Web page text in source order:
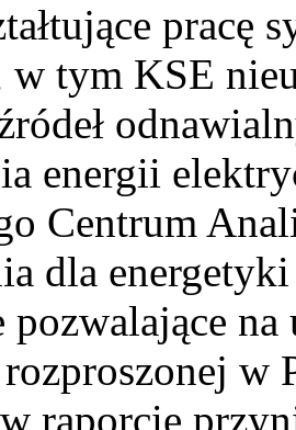
pracę
w tym KSE
energii
Centrum
dla
pozwalające
w
raporcie